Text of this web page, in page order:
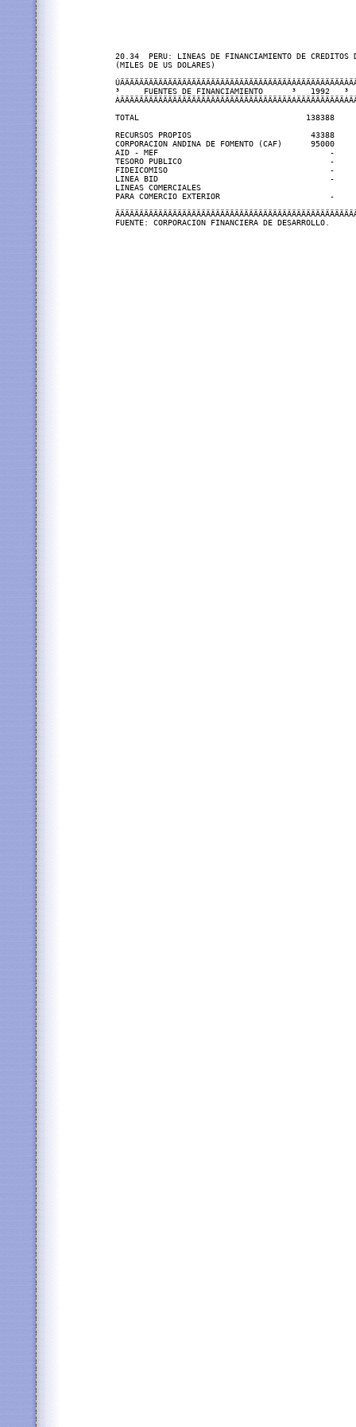
20.34  PERU: LINEAS DE FINANCIAMIENTO DE
(MILES DE US DOLARES)
³     FUENTES DE FINANCIAMIENTO      ³
TOTAL                                   138388
RECURSOS PROPIOS                         43388
CORPORACION ANDINA DE FOMENTO (CAF)
AID - MEF                                    -
TESORO PUBLICO
FIDEICOMISO                                  -
LINEA BID                                    -
LINEAS COMERCIALES
PARA COMERCIO EXTERIOR